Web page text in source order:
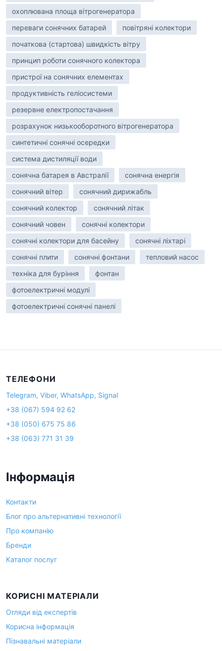
охоплювана площа вітрогенератора
переваги сонячних батарей
повітряні колектори
початкова (стартова) швидкість вітру
принцип роботи сонячного колектора
пристрої на сонячних елементах
продуктивність геліосистеми
резервне електропостачання
розрахунок низькооборотного вітрогенератора
синтетичні сонячні осередки
система дистиляції води
сонячна батарея в Австралії
сонячна енергія
сонячний вітер
сонячний дирижабль
сонячний колектор
сонячний літак
сонячний човен
сонячні колектори
сонячні колектори для басейну
сонячні ліхтарі
сонячні плити
сонячні фонтани
тепловий насос
техніка для буріння
фонтан
фотоелектричні модулі
фотоелектричні сонячні панелі
ТЕЛЕФОНИ
Telegram, Viber, WhatsApp, Signal
+38 (067) 594 92 62
+38 (050) 675 75 86
+38 (063) 771 31 39
Інформація
Контакти
Блог про альтернативні технології
Про компанію
Бренди
Каталог послуг
КОРИСНІ МАТЕРІАЛИ
Огляди від експертів
Корисна інформація
Пізнавальні матеріали